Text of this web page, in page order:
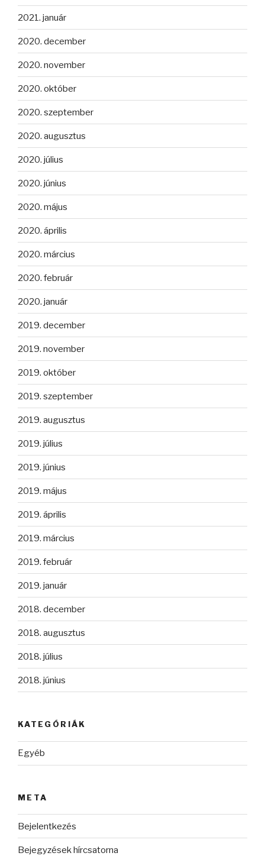
2021. január
2020. december
2020. november
2020. október
2020. szeptember
2020. augusztus
2020. július
2020. június
2020. május
2020. április
2020. március
2020. február
2020. január
2019. december
2019. november
2019. október
2019. szeptember
2019. augusztus
2019. július
2019. június
2019. május
2019. április
2019. március
2019. február
2019. január
2018. december
2018. augusztus
2018. július
2018. június
KATEGÓRIÁK
Egyéb
META
Bejelentkezés
Bejegyzések hírcsatorna